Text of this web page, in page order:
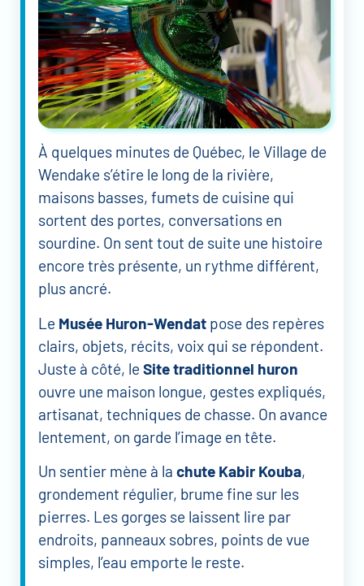
À quelques minutes de Québec, le Village de
Wendake s’étire le long de la rivière,
maisons basses, fumets de cuisine qui
sortent des portes, conversations en
sourdine. On sent tout de suite une histoire
encore très présente, un rythme différent,
plus ancré.
Le Musée Huron-Wendat pose des repères
clairs, objets, récits, voix qui se répondent.
Juste à côté, le Site traditionnel huron
ouvre une maison longue, gestes expliqués,
artisanat, techniques de chasse. On avance
lentement, on garde l’image en tête.
Un sentier mène à la chute Kabir Kouba,
grondement régulier, brume fine sur les
pierres. Les gorges se laissent lire par
endroits, panneaux sobres, points de vue
simples, l’eau emporte le reste.